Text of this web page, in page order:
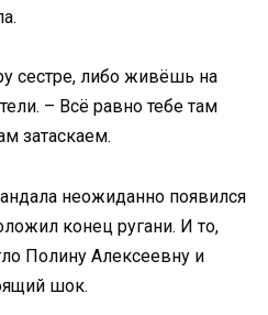
сестре, либо живёшь на
– Всё равно тебе там
затаскаем.
неожиданно появился
конец ругани. И то,
Полину Алексеевну и
шок.